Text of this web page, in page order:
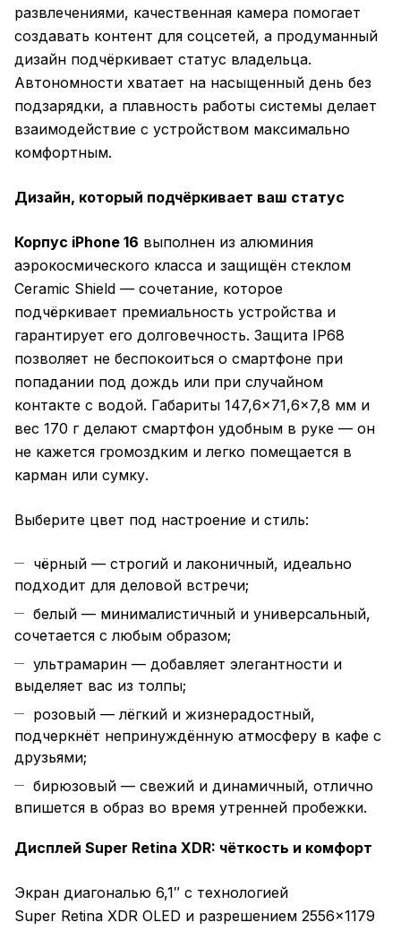
развлечениями, качественная камера помогает
создавать контент для соцсетей, а продуманный
дизайн подчёркивает статус владельца.
Автономности хватает на насыщенный день без
подзарядки, а плавность работы системы делает
взаимодействие с устройством максимально
комфортным.
Дизайн, который подчёркивает ваш статус
Корпус iPhone 16 выполнен из алюминия
аэрокосмического класса и защищён стеклом
Ceramic Shield — сочетание, которое
подчёркивает премиальность устройства и
гарантирует его долговечность. Защита IP68
позволяет не беспокоиться о смартфоне при
попадании под дождь или при случайном
контакте с водой. Габариты 147,6×71,6×7,8 мм и
вес 170 г делают смартфон удобным в руке — он
не кажется громоздким и легко помещается в
карман или сумку.
Выберите цвет под настроение и стиль:
чёрный — строгий и лаконичный, идеально
подходит для деловой встречи;
белый — минималистичный и универсальный,
сочетается с любым образом;
ультрамарин — добавляет элегантности и
выделяет вас из толпы;
розовый — лёгкий и жизнерадостный,
подчеркнёт непринуждённую атмосферу в кафе с
друзьями;
бирюзовый — свежий и динамичный, отлично
впишется в образ во время утренней пробежки.
Дисплей Super Retina XDR: чёткость и комфорт
Экран диагональю 6,1″ с технологией
Super Retina XDR OLED и разрешением 2556×1179